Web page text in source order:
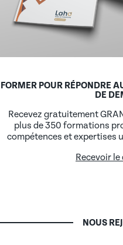
FORMER POUR RÉPONDRE
DE
Recevez gratuitement
plus de 350 formations
compétences et expertises
Recevoir
NOUS